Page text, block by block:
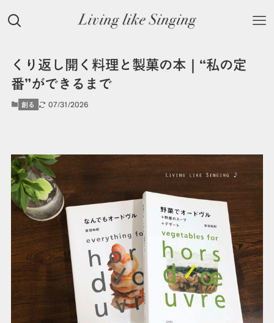
くり返し開く料理と製菓の本｜“私の定
番”ができるまで
創る 07/31/2026